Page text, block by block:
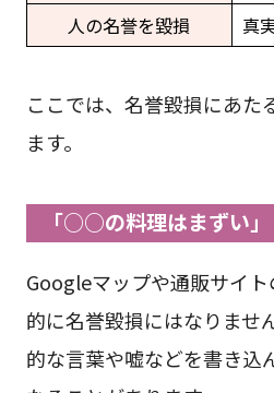
人の名誉を毀損
真
ここでは、名誉毀損にあた
ます。
「○○の料理はまずい
Googleマップや通販サイ
的に名誉毀損にはなりませ
的な言葉や嘘などを書き込